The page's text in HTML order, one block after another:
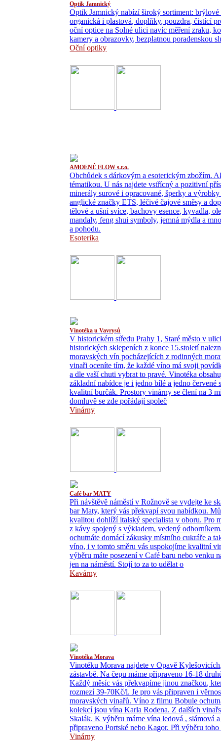
Optik Jamnický
Optik Jamnický nabízí široký sortiment:
organická i plastová, doplňky, pouzdra, čistící
oční optice na Solné ulici navíc měření zraku,
kamery a obrazovky, bezplatnou poradenskou
Oční optiky
AMOENÉ FLOW s.r.o.
Obchůdek s dárkovým a esoterickým zbožím.
tématikou. U nás najdete vstřícný a pozitivní
minerály surové i opracované, šperky a
anglické značky ETS, léčivé čajové směsy a
tělové a ušní svíce, bachovy esence, kyvadla,
mandaly, feng shui symboly, jemná mýdla a
a pohodu.
Esoterika
Vinotéka u Vavrysů
V historickém středu Prahy 1, Staré město v
historických sklepeních z konce 15.století
moravských vín pocházejících z rodinných
vinaři oceníte tím, že každé víno má svoji
a dle vaší chuti vybrat to pravé. Vinotéka
základní nabídce je i jedno bílé a jedno
kvalitní burčák. Prostory vinárny se člení na 3
domluvě se zde pořádají společ
Vinárny
Café bar MATY
Při návštěvě náměstí v Rožnově se vydejte ke
bar Maty, který vás překvapí svou nabídkou.
kvalitou dohlíží italský specialista v oboru. Pro
z kávy spojený s výkladem, vedený
ochutnáte domácí zákusky místního cukráře a
víno, i v tomto směru vás uspokojíme kvalitní
výběru máte posezení v Café baru nebo venku
jen na náměstí. Stojí to za to udělat o
Kavárny
Vinotéka Morava
Vinotéku Morava najdete v Opavě
zástavbě. Na čepu máme připraveno 16-18
Každý měsíc vás překvapíme jinou značkou,
rozmezí 39-70Kč/l. Je pro vás připraven i
moravských vinařů. Víno z filmu Bobule
kolekcí jsou vína Karla Rodena. Z dalších
Skalák. K výběru máme vína ledová , slámová
připraveno Portské nebo Kagor. Při výběru
Vinárny